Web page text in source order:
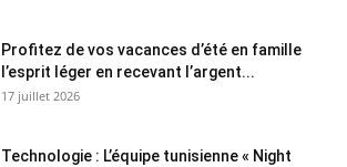
Profitez de vos vacances d’été en famille
l’esprit léger en recevant l’argent...
17 juillet 2026
Technologie : L’équipe tunisienne « Night